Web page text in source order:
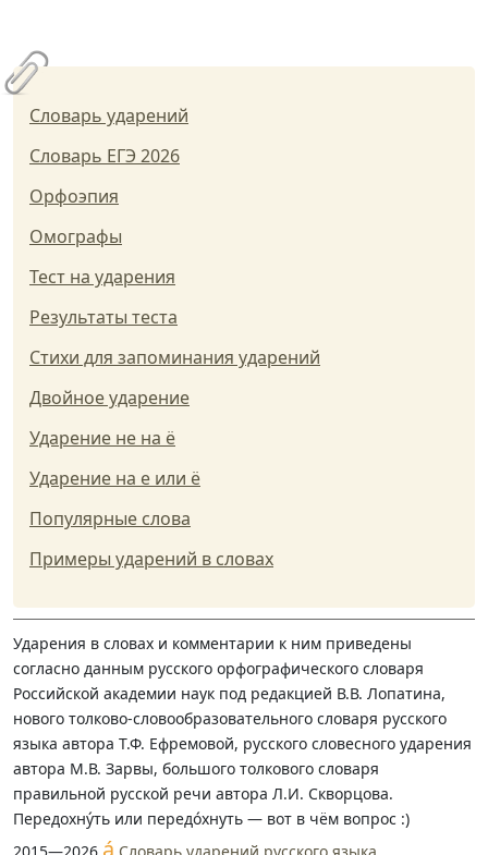
Словарь ударений
Словарь ЕГЭ 2026
Орфоэпия
Омографы
Тест на ударения
Результаты теста
Стихи для запоминания ударений
Двойное ударение
Ударение не на ё
Ударение на е или ё
Популярные слова
Примеры ударений в словах
Ударения в словах и комментарии к ним приведены
согласно данным русского орфографического словаря
Российской академии наук под редакцией В.В. Лопатина,
нового толково-словообразовательного словаря русского
языка автора Т.Ф. Ефремовой, русского словесного ударения
автора М.В. Зарвы, большого толкового словаря
правильной русской речи автора Л.И. Скворцова.
Передохну́ть или передо́хнуть — вот в чём вопрос :)
á